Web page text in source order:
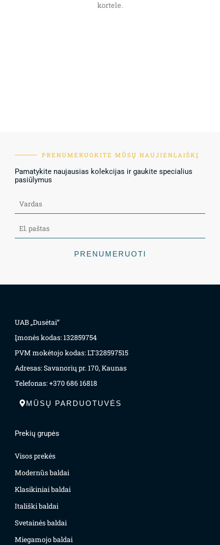
kortele.
PRENUMERUOKITE MŪSŲ NAUJIENLAIŠKĮ
Pamatykite naujausias kolekcijas ir gaukite specialius
pasiūlymus
PRENUMERUOTI
UAB „Dusėtai“
Įmonės kodas: 132859754
PVM mokėtojo kodas: LT328597515
Adresas: Savanorių pr. 170, Kaunas
Telefonas: +370 686 16818
MŪSŲ PARDUOTUVĖS
Prekių grupės
Visos prekės
Modernūs baldai
Klasikiniai baldai
Itališki baldai
Svetainės baldai
Miegamojo baldai